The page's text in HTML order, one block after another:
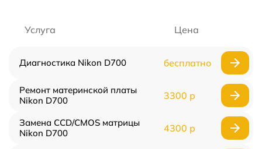
Услуга Цена
Диагностика Nikon D700 бесплатно
Ремонт материнской платы
Nikon D700
3300 р
Замена CCD/CMOS матрицы
Nikon D700
4300 р